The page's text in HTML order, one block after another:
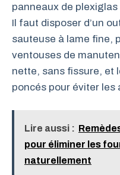
panneaux de
Il faut disposer d’un
sauteuse à lame fine,
ventouses de
nette, sans fissure, et
poncés pour éviter les
Lire aussi :
pour éliminer les
naturellement